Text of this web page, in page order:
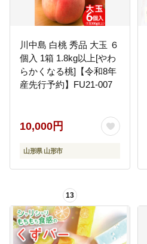
川中島 白桃 秀品 大玉 ６
個入 1箱 1.8kg以上[やわ
らかくなる桃]【令和8年
産先行予約】FU21-007
10,000円
山形県 山形市
13